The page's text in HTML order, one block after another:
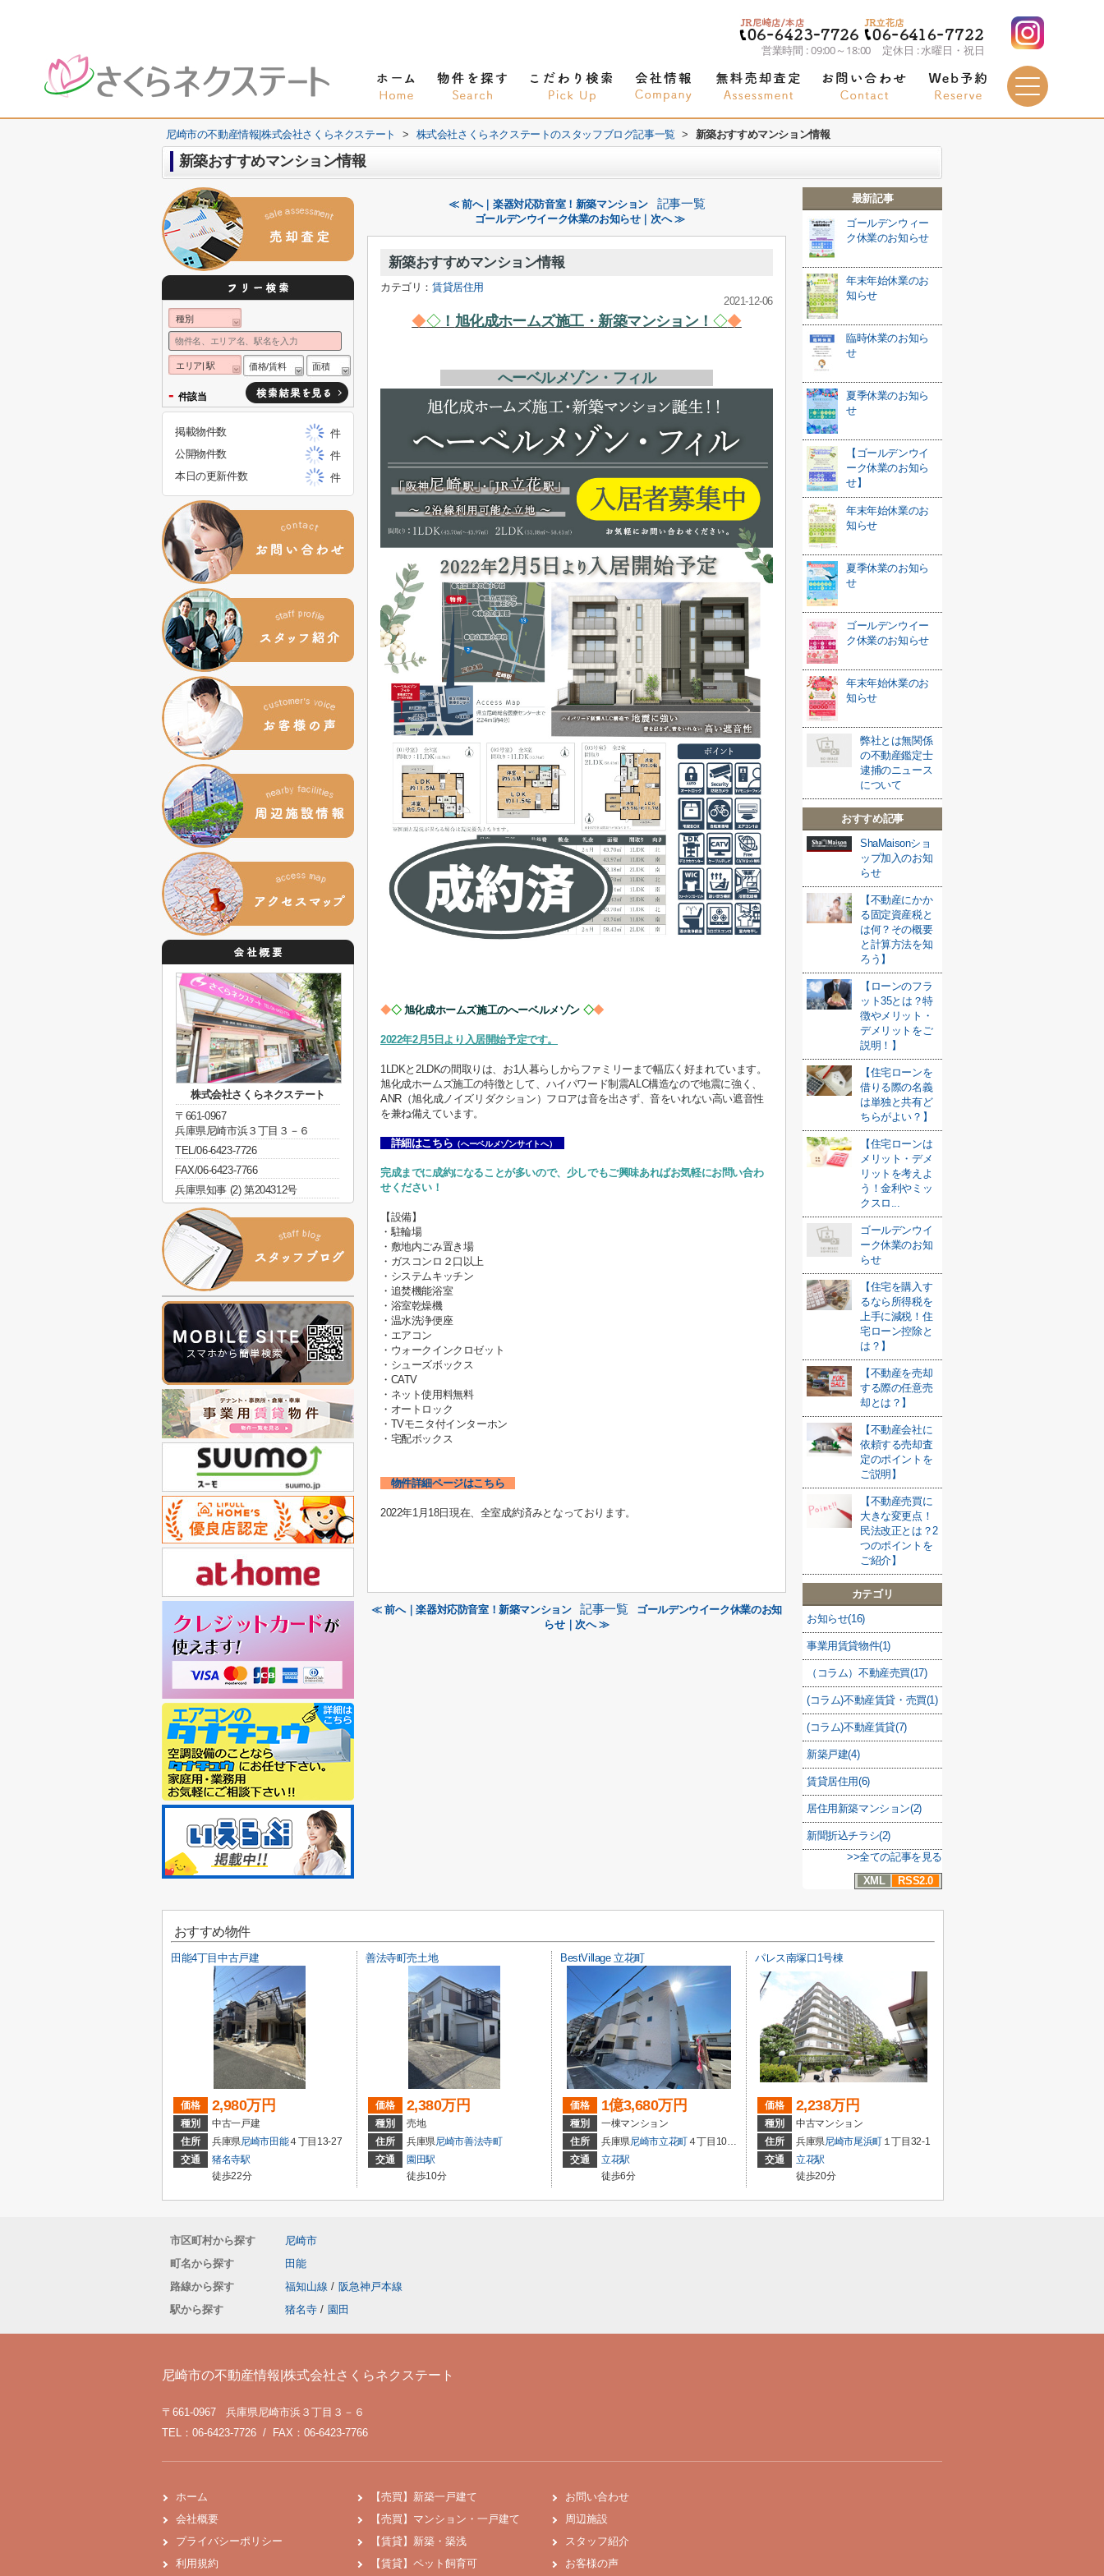
営業時間 : 09:00～18:00 定休日 : 水曜日・祝日
尼崎市の不動産情報|株式会社さくらネクステート > 株式会社さくらネクステートのスタッフブログ記事一覧 > 新築おすすめマンション情報
新築おすすめマンション情報
≪ 前へ｜楽器対応防音室！新築マンション 記事一覧
ゴールデンウイーク休業のお知らせ｜次へ ≫
新築おすすめマンション情報
カテゴリ：賃貸居住用
2021-12-06
◆◇！ 旭化成ホームズ施工・新築マンション！ ◇◆
へーベルメゾン・フィル
◆◇旭化成ホームズ施工のへーベルメゾン ◇◆
2022年2月5日より入居開始予定です。
1LDKと2LDKの間取りは、お1人暮らしからファミリーまで幅広く好まれています。
旭化成ホームズ施工の特徴として、 ハイパワード制震ALC構造なので地震に強く、
ANR（旭化成ノイズリダクション）フロアは音を出さず、音をいれない高い遮音性
を兼ね備えています。
詳細はこちら （へーベルメゾンサイトへ）
完成までに成約になることが多いので、少しでもご興味あればお気軽にお問い合わ
せください！
【設備】
・駐輪場
・ 敷地内ごみ置き場
・ガス コンロ２口以上
・システムキッチン
・追焚機能浴室
・浴室乾燥機
・温水洗浄便座
・ エアコン
・ ウォークインクロゼット
・ シューズボックス
・CATV
・ ネット使用料無料
・ オートロック
・ TVモニタ付インターホン
・ 宅配ボックス
物件詳細ページはこちら
2022年1月18日現在、全室成約済みとなっております。
≪ 前へ｜楽器対応防音室！新築マンション 記事一覧
ゴールデンウイーク休業のお知
らせ｜次へ ≫
最新記事
ゴールデンウィー
ク休業のお知らせ
年末年始休業のお
知らせ
臨時休業のお知ら
せ
夏季休業のお知ら
せ
【ゴールデンウイ
ーク休業のお知ら
せ】
年末年始休業のお
知らせ
夏季休業のお知ら
せ
ゴールデンウイー
ク休業のお知らせ
年末年始休業のお
知らせ
弊社とは無関係
の不動産鑑定士
逮捕のニュース
について
おすすめ記事
ShaMaisonショ
ップ加入のお知
らせ
【不動産にかか
る固定資産税と
は何？その概要
と計算方法を知
ろう】
【ローンのフラ
ット35とは？特
徴やメリット・
デメリットをご
説明！】
【住宅ローンを
借りる際の名義
は単独と共有ど
ちらがよい？】
【住宅ローンは
メリット・デメ
リットを考えよ
う！金利やミッ
クスロ...
ゴールデンウイ
ーク休業のお知
らせ
【住宅を購入す
るなら所得税を
上手に減税！住
宅ローン控除と
は？】
【不動産を売却
する際の任意売
却とは？】
【不動産会社に
依頼する売却査
定のポイントを
ご説明】
【不動産売買に
大きな変更点！
民法改正とは？2
つのポイントを
ご紹介】
カテゴリ
お知らせ(16)
事業用賃貸物件(1)
（コラム）不動産売買(17)
(コラム)不動産賃貸・売買(1)
(コラム)不動産賃貸(7)
新築戸建(4)
賃貸居住用(6)
居住用新築マンション(2)
新聞折込チラシ(2)
>>全ての記事を見る
XML
RSS2.0
種別
エリア| 駅 価格/賃料 面積
- 件該当
掲載物件数
件
公開物件数
件
本日の更新件数
件
株式会社さくらネクステート
〒661-0967
兵庫県尼崎市浜３丁目３－６
TEL/06-6423-7726
FAX/06-6423-7766
兵庫県知事 (2) 第204312号
おすすめ物件
田能4丁目中古戸建
価格 2,980万円
種別
中古一戸建
住所
兵庫県尼崎市田能４丁目13-27
交通
猪名寺駅
徒歩22分
善法寺町売土地
価格 2,380万円
種別
売地
住所
兵庫県尼崎市善法寺町
交通
園田駅
徒歩10分
BestVillage 立花町
価格 1億3,680万円
種別
一棟マンション
住所
兵庫県尼崎市立花町４丁目10-27-1
交通
立花駅
徒歩6分
パレス南塚口1号棟
価格 2,238万円
種別
中古マンション
住所
兵庫県尼崎市尾浜町１丁目32-1
交通
立花駅
徒歩20分
市区町村から探す
尼崎市
町名から探す
田能
路線から探す
福知山線 / 阪急神戸本線
駅から探す
猪名寺 / 園田
尼崎市の不動産情報|株式会社さくらネクステート
〒661-0967 兵庫県尼崎市浜３丁目３－６
TEL：06-6423-7726 / FAX：06-6423-7766
ホーム
会社概要
プライバシーポリシー
利用規約
【売買】新築一戸建て
【売買】マンション・一戸建て
【賃貸】新築・築浅
【賃貸】ペット飼育可
お問い合わせ
周辺施設
スタッフ紹介
お客様の声